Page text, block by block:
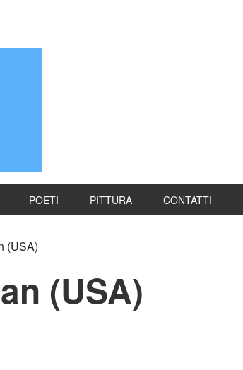
POETI PITTURA CONTATTI
(USA)
(USA)